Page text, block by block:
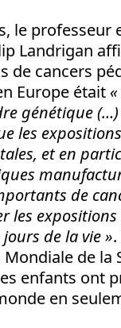
le professeur
Landrigan
de cancers
Europe était
génétique
les expositions
et en
de
les expositions
de la vie »
de la
enfants ont
en